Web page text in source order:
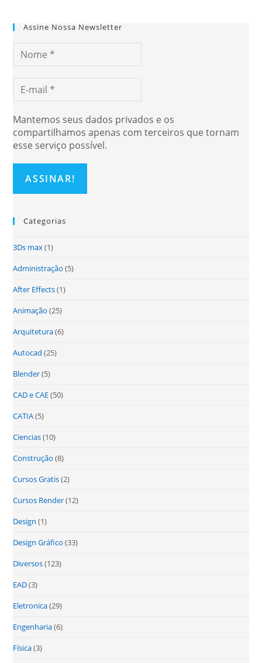
Assine Nossa Newsletter
Mantemos seus dados privados e os
compartilhamos apenas com terceiros que tornam
esse serviço possível.
Categorias
3Ds max(1)
Administração (5)
After Effects(1)
Animação (25)
Arquitetura(6)
Autocad (25)
Blender(5)
CAD e CAE(50)
CATIA(5)
Ciencias(10)
Construção (8)
Cursos Gratis(2)
Cursos Render(12)
Design (1)
Design Gráfico (33)
Diversos(123)
EAD(3)
Eletronica(29)
Engenharia(6)
Física(3)